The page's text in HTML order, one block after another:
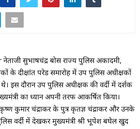
सुभाषचंद्र बोस राज्य पुलिस अकादमी,
के दीक्षांत परेड समारोह में उप पुलिस अधीक्षकों
इस दौरान उप पुलिस अधीक्षक की वर्दी में दर्शक
का ध्यान अपनी तरफ आकर्षित किया।
कुमार चंद्राकर के पुत्र कृतज्ञ चंद्राकर और उनके
वर्दी में देखकर मुख्यमंत्री श्री भूपेश बघेल खुद